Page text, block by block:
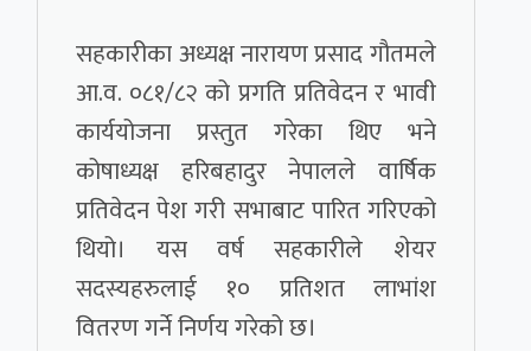
सहकारीका अध्यक्ष नारायण प्रसाद गौतमले
आ.व. ०८१/८२ को प्रगति प्रतिवेदन र भावी
कार्ययोजना प्रस्तुत गरेका थिए भने
कोषाध्यक्ष हरिबहादुर नेपालले वार्षिक
प्रतिवेदन पेश गरी सभाबाट पारित गरिएको
थियो। यस वर्ष सहकारीले शेयर
सदस्यहरुलाई १० प्रतिशत लाभांश
वितरण गर्ने निर्णय गरेको छ।